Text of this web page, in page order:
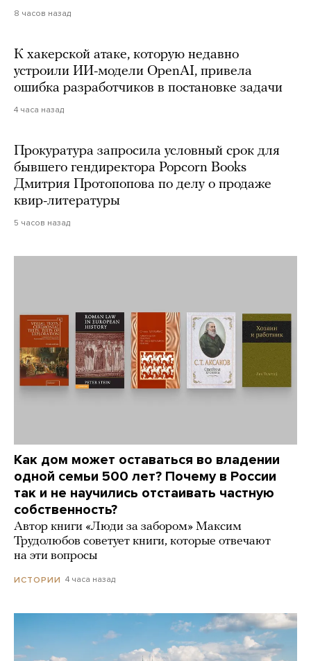
8 часов назад
К хакерской атаке, которую недавно
устроили ИИ-модели OpenAI, привела
ошибка разработчиков в постановке задачи
4 часа назад
Прокуратура запросила условный срок для
бывшего гендиректора Popcorn Books
Дмитрия Протопопова по делу о продаже
квир-литературы
5 часов назад
Как дом может оставаться во владении
одной семьи 500 лет? Почему в России
так и не научились отстаивать частную
собственность?
Автор книги «Люди за забором» Максим
Трудолюбов советует книги, которые отвечают
на эти вопросы
ИСТОРИИ 4 часа назад